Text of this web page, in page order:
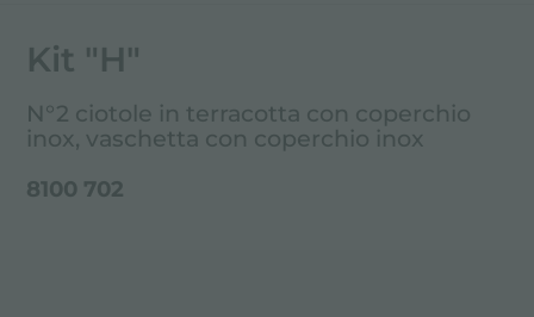
Kit "H"
N°2 ciotole in terracotta con coperchio
inox, vaschetta con coperchio inox
8100 702